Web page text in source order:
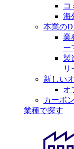
コ
海
本業の
業
ー
製
リ
新しい
オ
カーボ
業種で探す